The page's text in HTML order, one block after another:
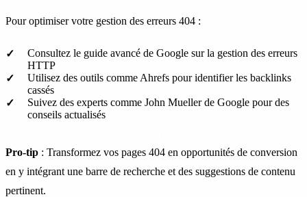
Pour optimiser votre gestion des erreurs 404 :
Consultez le guide avancé de Google sur la gestion des erreurs
HTTP
Utilisez des outils comme Ahrefs pour identifier les backlinks
cassés
Suivez des experts comme John Mueller de Google pour des
conseils actualisés
Pro-tip : Transformez vos pages 404 en opportunités de conversion
en y intégrant une barre de recherche et des suggestions de contenu
pertinent.